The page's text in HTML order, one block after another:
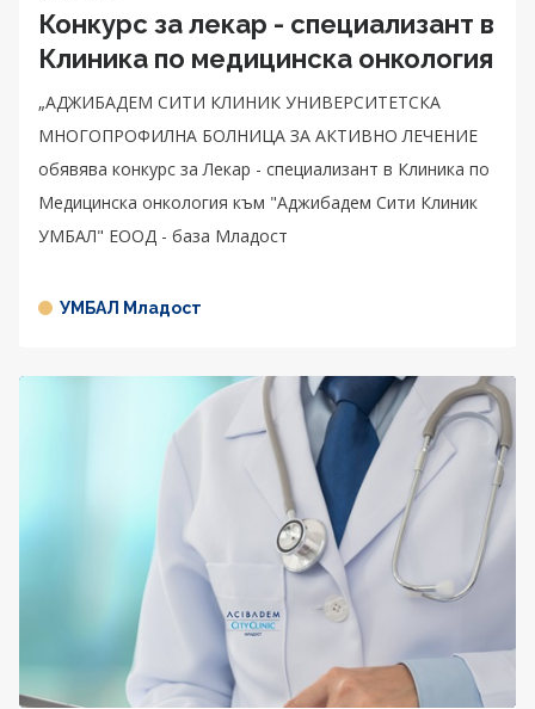
Конкурс за лекар - специализант в
Клиника по медицинска онкология
„АДЖИБАДЕМ СИТИ КЛИНИК УНИВЕРСИТЕТСКА
МНОГОПРОФИЛНА БОЛНИЦА ЗА АКТИВНО ЛЕЧЕНИЕ
обявява конкурс за Лекар - специализант в Клиника по
Медицинска онкология към "Аджибадем Сити Клиник
УМБАЛ" ЕООД - база Младост
УМБАЛ Младост